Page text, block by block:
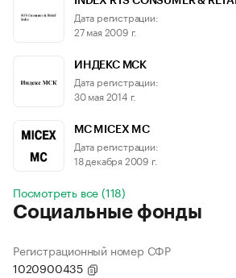
Дата регистрации:
27 мая 2009 г.
ИНДЕКС МСК
Дата регистрации:
30 мая 2014 г.
МС MICEX MC
Дата регистрации:
18 декабря 2009 г.
Посмотреть все (118)
Социальные фонды
Регистрационный номер СФР
1020900435